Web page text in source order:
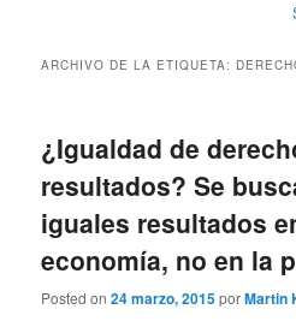
ARCHIVO DE LA ETIQUETA:
¿Igualdad de
resultados? Se
iguales resultados
economía, no en la
Posted on24 marzo, 2015porMartin